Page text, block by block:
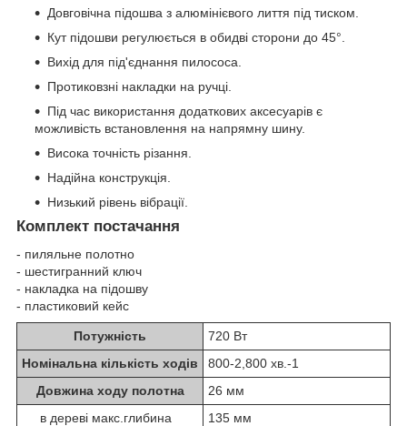
Довговічна підошва з алюмінієвого лиття під тиском.
Кут підошви регулюється в обидві сторони до 45°.
Вихід для під'єднання пилососа.
Протиковзні накладки на ручці.
Під час використання додаткових аксесуарів є
можливість встановлення на напрямну шину.
Висока точність різання.
Надійна конструкція.
Низький рівень вібрації.
Комплект постачання
- пиляльне полотно
- шестигранний ключ
- накладка на підошву
- пластиковий кейс
Потужність
720 Вт
Номінальна кількість ходів
800-2,800 хв. -1
Довжина ходу полотна
26 мм
в дереві макс.глибина
135 мм